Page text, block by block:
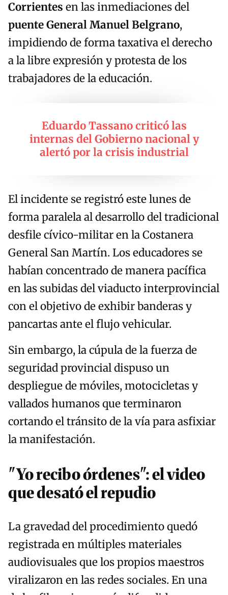
Corrientes en las inmediaciones del
puente General Manuel Belgrano,
impidiendo de forma taxativa el derecho
a la libre expresión y protesta de los
trabajadores de la educación.
Eduardo Tassano criticó las
internas del Gobierno nacional y
alertó por la crisis industrial
El incidente se registró este lunes de
forma paralela al desarrollo del tradicional
desfile cívico-militar en la Costanera
General San Martín. Los educadores se
habían concentrado de manera pacífica
en las subidas del viaducto interprovincial
con el objetivo de exhibir banderas y
pancartas ante el flujo vehicular.
Sin embargo, la cúpula de la fuerza de
seguridad provincial dispuso un
despliegue de móviles, motocicletas y
vallados humanos que terminaron
cortando el tránsito de la vía para asfixiar
la manifestación.
"Yo recibo órdenes": el video
que desató el repudio
La gravedad del procedimiento quedó
registrada en múltiples materiales
audiovisuales que los propios maestros
viralizaron en las redes sociales. En una